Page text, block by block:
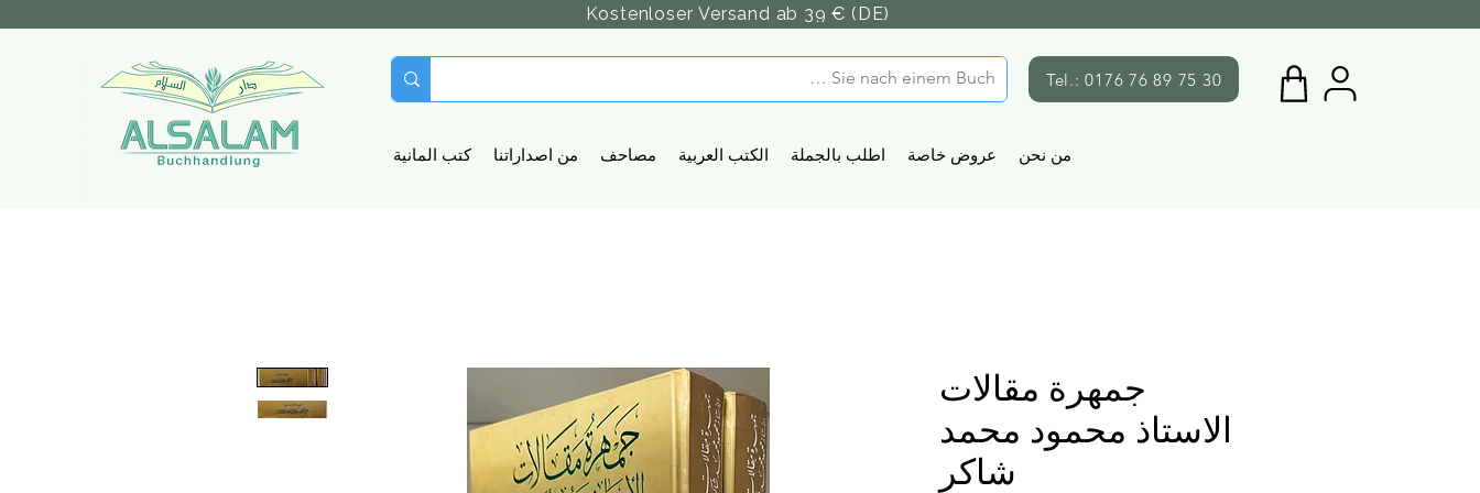
Kostenloser Versand ab 39 € (DE)
Tel.: 0176 76 89 75 30
كتب المانية من اصداراتنا مصاحف الكتب العربية اطلب بالجملة عروض خاصة من نحن
جمهرة مقالات
الاستاذ محمود محمد
شاكر